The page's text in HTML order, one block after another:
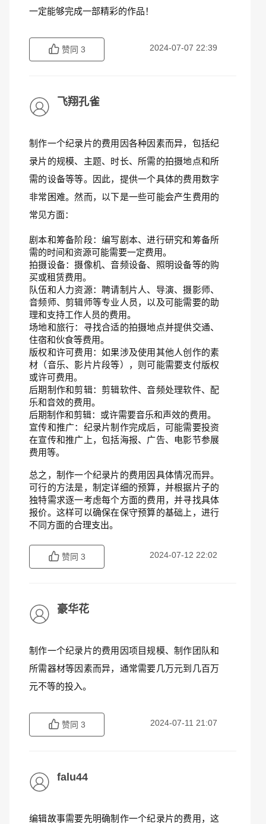
一定能够完成一部精彩的作品！
赞同 3 2024-07-07 22:39
飞翔孔雀
制作一个纪录片的费用因各种因素而异，包括纪
录片的规模、主题、时长、所需的拍摄地点和所
需的设备等等。因此，提供一个具体的费用数字
非常困难。然而，以下是一些可能会产生费用的
常见方面：
剧本和筹备阶段：编写剧本、进行研究和筹备所
需的时间和资源可能需要一定费用。
拍摄设备：摄像机、音频设备、照明设备等的购
买或租赁费用。
队伍和人力资源：聘请制片人、导演、摄影师、
音频师、剪辑师等专业人员，以及可能需要的助
理和支持工作人员的费用。
场地和旅行：寻找合适的拍摄地点并提供交通、
住宿和伙食等费用。
版权和许可费用：如果涉及使用其他人创作的素
材（音乐、影片片段等），则可能需要支付版权
或许可费用。
后期制作和剪辑：剪辑软件、音频处理软件、配
乐和音效的费用。
后期制作和剪辑：或许需要音乐和声效的费用。
宣传和推广：纪录片制作完成后，可能需要投资
在宣传和推广上，包括海报、广告、电影节参展
费用等。
总之，制作一个纪录片的费用因具体情况而异。
可行的方法是，制定详细的预算，并根据片子的
独特需求逐一考虑每个方面的费用，并寻找具体
报价。这样可以确保在保守预算的基础上，进行
不同方面的合理支出。
赞同 3 2024-07-12 22:02
豪华花
制作一个纪录片的费用因项目规模、制作团队和
所需器材等因素而异，通常需要几万元到几百万
元不等的投入。
赞同 3 2024-07-11 21:07
falu44
编辑故事需要先明确制作一个纪录片的费用，这